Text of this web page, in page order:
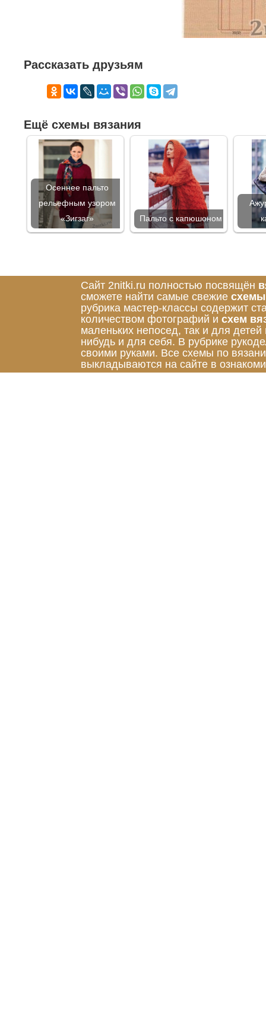
Рассказать друзьям
Ещё схемы вязания
Осеннее пальто
рельефным узором
«Зигзаг»
Пальто с капюшоном
Сайт 2nitki.ru полностью посвящён
сможете найти самые свежие схемы
рубрика мастер-классы содержит
количеством фотографий и схем
маленьких непосед, так и для
нибудь и для себя. В рубрике
своими руками. Все схемы по
выкладываются на сайте в